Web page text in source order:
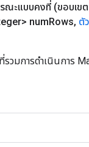
รณะแบบคงที่ (ขอบเขต
numRows, ตั
รวมการดำเนินการ